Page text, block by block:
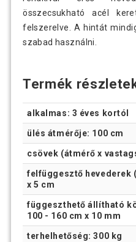
összecsukható acél
felszerelve. A hintát
szabad használni.
Termék
alkalmas: 3 éves kortól
ülés átmérője: 100 cm
csövek (átmérő x
felfüggesztő hevederek
x 5 cm
függeszthető állítható
100 - 160 cm x 10 mm
terhelhetőség: 300 kg